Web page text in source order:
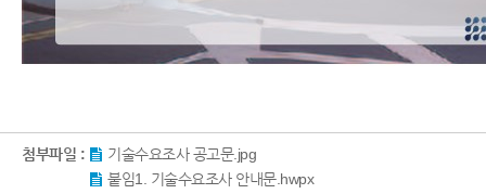
첨부파일 :
기술수요조사 공고문.jpg
붙임1. 기술수요조사 안내문.hwpx